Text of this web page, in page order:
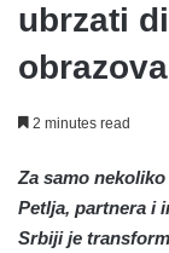
ubrzati
2 minutes read
Za samo
Petlja, partnera i
Srbiji je